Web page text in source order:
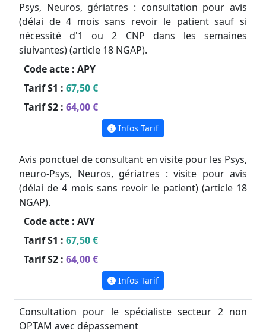
Psys, Neuros, gériatres : consultation pour avis
(délai de 4 mois sans revoir le patient sauf si
nécessité d'1 ou 2 CNP dans les semaines
siuivantes) (article 18 NGAP).
Code acte : APY
Tarif S1 : 67,50 €
Tarif S2 : 64,00 €
Infos Tarif
Avis ponctuel de consultant en visite pour les Psys,
neuro-Psys, Neuros, gériatres : visite pour avis
(délai de 4 mois sans revoir le patient) (article 18
NGAP).
Code acte : AVY
Tarif S1 : 67,50 €
Tarif S2 : 64,00 €
Infos Tarif
Consultation pour le spécialiste secteur 2 non
OPTAM avec dépassement